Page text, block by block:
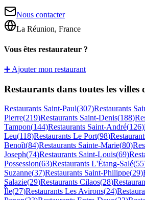
Nous contacter
La Réunion, France
Vous êtes restaurateur ?
➕ Ajouter mon restaurant
Restaurants dans toutes les villes
Restaurants Saint-Paul(307)Restaurants
Pierre(219)Restaurants Saint-Denis(188)
Tampon(144)Restaurants Saint-André(126)
Leu(118)Restaurants Le Port(98)
Benoît(84)Restaurants Sainte-Marie(80)
Joseph(74)Restaurants Saint-Louis(69)
Possession(63)Restaurants L'Étang-Salé(55
Suzanne(37)Restaurants Saint-Philippe(29)
Salazie(29)Restaurants Cilaos(28)
Île(27)Restaurants Les Avirons(24)